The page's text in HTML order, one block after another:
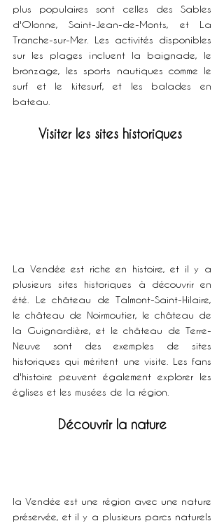
plus populaires sont celles des Sables
d'Olonne, Saint-Jean-de-Monts, et La
Tranche-sur-Mer. Les activités disponibles
sur les plages incluent la baignade, le
bronzage, les sports nautiques comme le
surf et le kitesurf, et les balades en
bateau.
Visiter les sites historiques
La Vendée est riche en histoire, et il y a
plusieurs sites historiques à découvrir en
été. Le château de Talmont-Saint-Hilaire,
le château de Noirmoutier, le château de
la Guignardière, et le château de Terre-
Neuve sont des exemples de sites
historiques qui méritent une visite. Les fans
d'histoire peuvent également explorer les
églises et les musées de la région.
Découvrir la nature
la Vendée est une région avec une nature
préservée, et il y a plusieurs parcs naturels